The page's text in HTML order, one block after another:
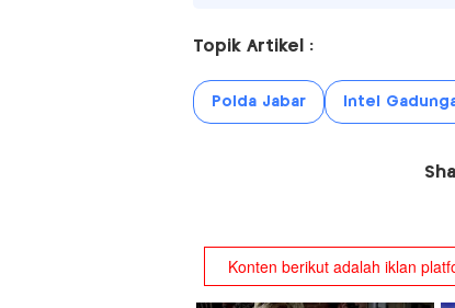
Topik Artikel :
Polda Jabar Intel